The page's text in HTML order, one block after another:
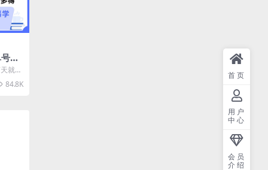
可
就可
84.8K
首页
用户
中心
会员
介绍